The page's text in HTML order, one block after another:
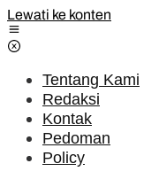
Lewati ke konten
Tentang Kami
Redaksi
Kontak
Pedoman
Policy